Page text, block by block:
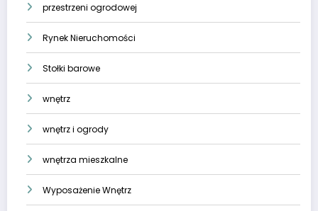
przestrzeni ogrodowej
Rynek Nieruchomości
Stołki barowe
wnętrz
wnętrz i ogrody
wnętrza mieszkalne
Wyposażenie Wnętrz